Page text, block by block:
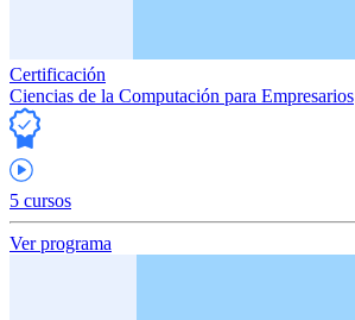
Certificación
Ciencias de la Computación para Empresarios
5 cursos
Ver programa